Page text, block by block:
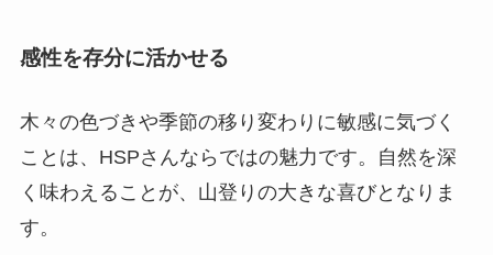
感性を存分に活かせる
木々の色づきや季節の移り変わりに敏感に気づく
ことは、HSPさんならではの魅力です。自然を深
く味わえることが、山登りの大きな喜びとなりま
す。